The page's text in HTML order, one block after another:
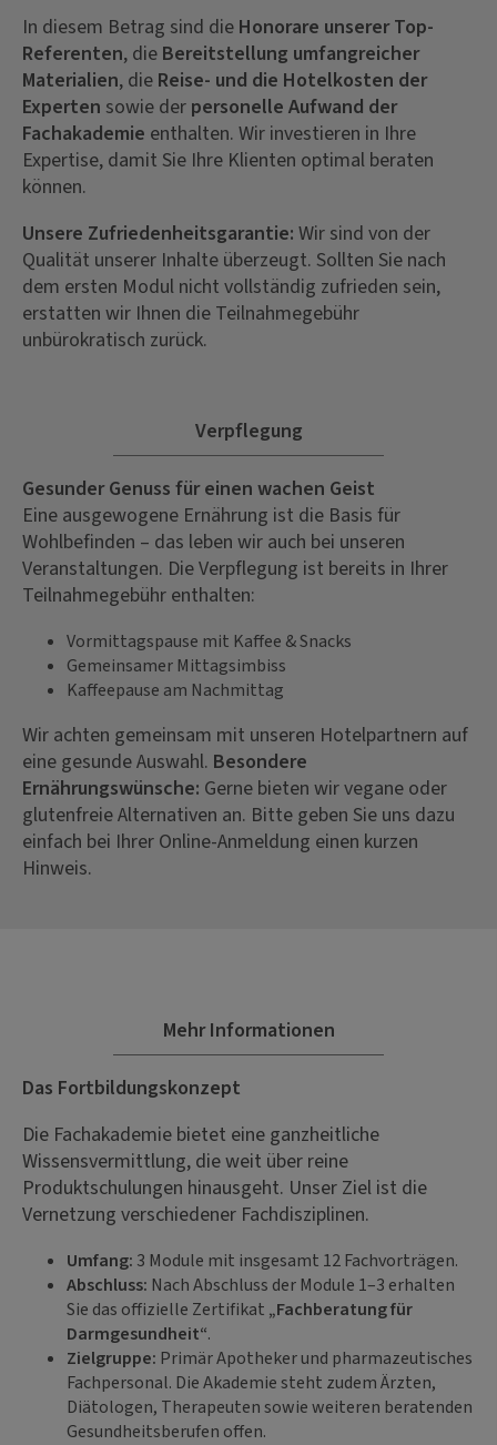
In diesem Betrag sind die Honorare unserer Top-
Referenten, die Bereitstellung umfangreicher
Materialien, die Reise- und die Hotelkosten der
Experten sowie der personelle Aufwand der
Fachakademie enthalten. Wir investieren in Ihre
Expertise, damit Sie Ihre Klienten optimal beraten
können.
Unsere Zufriedenheitsgarantie: Wir sind von der
Qualität unserer Inhalte überzeugt. Sollten Sie nach
dem ersten Modul nicht vollständig zufrieden sein,
erstatten wir Ihnen die Teilnahmegebühr
unbürokratisch zurück.
Verpflegung
Gesunder Genuss für einen wachen Geist
Eine ausgewogene Ernährung ist die Basis für
Wohlbefinden – das leben wir auch bei unseren
Veranstaltungen. Die Verpflegung ist bereits in Ihrer
Teilnahmegebühr enthalten:
Vormittagspause mit Kaffee & Snacks
Gemeinsamer Mittagsimbiss
Kaffeepause am Nachmittag
Wir achten gemeinsam mit unseren Hotelpartnern auf
eine gesunde Auswahl. Besondere
Ernährungswünsche: Gerne bieten wir vegane oder
glutenfreie Alternativen an. Bitte geben Sie uns dazu
einfach bei Ihrer Online-Anmeldung einen kurzen
Hinweis.
Mehr Informationen
Das Fortbildungskonzept
Die Fachakademie bietet eine ganzheitliche
Wissensvermittlung, die weit über reine
Produktschulungen hinausgeht. Unser Ziel ist die
Vernetzung verschiedener Fachdisziplinen.
Umfang: 3 Module mit insgesamt 12 Fachvorträgen.
Abschluss: Nach Abschluss der Module 1–3 erhalten
Sie das offizielle Zertifikat „Fachberatung für
Darmgesundheit“.
Zielgruppe: Primär Apotheker und pharmazeutisches
Fachpersonal. Die Akademie steht zudem Ärzten,
Diätologen, Therapeuten sowie weiteren beratenden
Gesundheitsberufen offen.